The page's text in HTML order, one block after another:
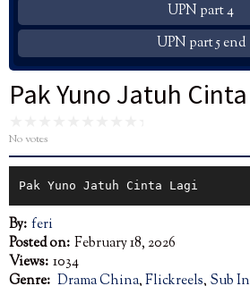
UPN part 4
UPN part 5 end
Pak Yuno Jatuh
No votes
Pak Yuno Jatuh Cinta Lagi
By: feri
Posted on: February 18, 2026
Views: 1034
Genre: Drama China,Flickreels, Sub